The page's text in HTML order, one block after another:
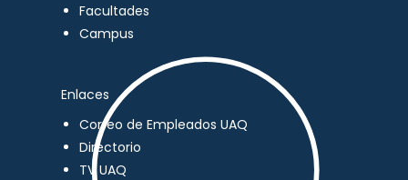
Facultades
Campus
Enlaces
Correo de Empleados UAQ
Directorio
TV UAQ